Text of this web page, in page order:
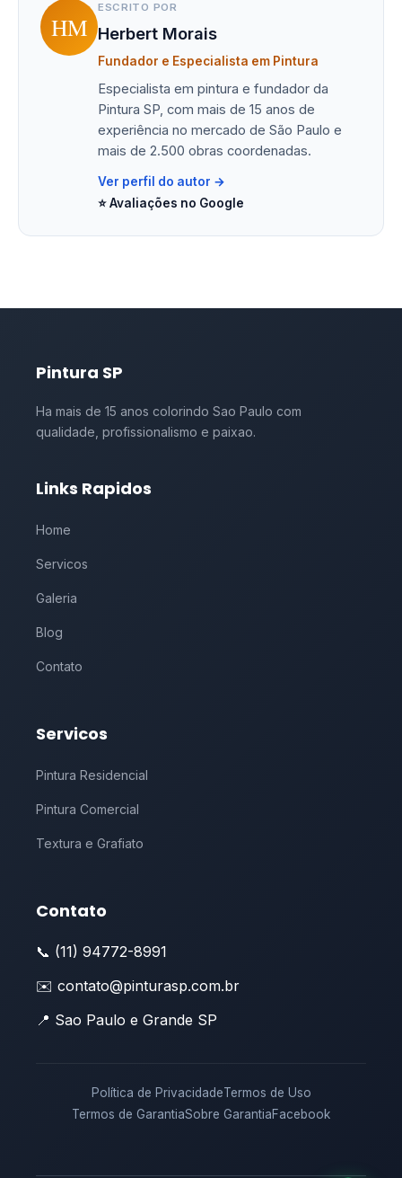
HM
ESCRITO POR
Herbert Morais
Fundador e Especialista em Pintura
Especialista em pintura e fundador da
Pintura SP, com mais de 15 anos de
experiência no mercado de São Paulo e
mais de 2.500 obras coordenadas.
Ver perfil do autor →
⭐ Avaliações no Google
Pintura SP
Ha mais de 15 anos colorindo Sao Paulo com
qualidade, profissionalismo e paixao.
Links Rapidos
Home
Servicos
Galeria
Blog
Contato
Servicos
Pintura Residencial
Pintura Comercial
Textura e Grafiato
Contato
📞 (11) 94772-8991
✉️ contato@pinturasp.com.br
📍 Sao Paulo e Grande SP
Política de PrivacidadeTermos de Uso
Termos de GarantiaSobre GarantiaFacebook